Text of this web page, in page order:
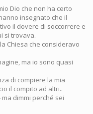
Dio che non ha certo
insegnato che il
il dovere di soccorrere e
si trovava.
Chiesa che consideravo
ma io sono quasi
di compiere la mia
il compito ad altri..
dimmi perché sei